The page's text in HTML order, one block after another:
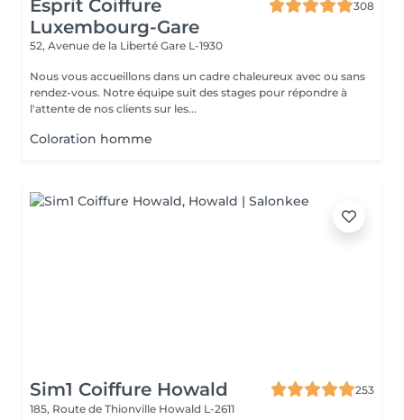
Esprit Coiffure
Luxembourg-Gare
308
52, Avenue de la Liberté Gare L-1930
Nous vous accueillons dans un cadre chaleureux avec ou sans
rendez-vous. Notre équipe suit des stages pour répondre à
l'attente de nos clients sur les...
Coloration homme
Sim1 Coiffure Howald
253
185, Route de Thionville Howald L-2611